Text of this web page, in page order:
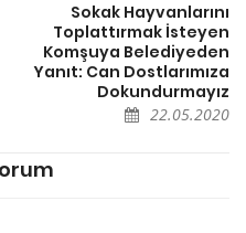
Sokak Hayvanlarını
Toplattırmak İsteyen
Komşuya Belediyeden
Yanıt: Can Dostlarımıza
Dokundurmayız
22.05.2020